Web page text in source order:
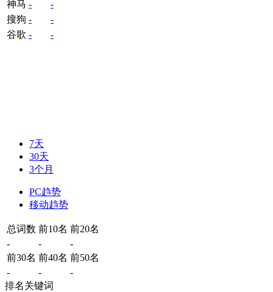
神马 -
-
搜狗 -
-
谷歌 - -
7天
30天
3个月
PC趋势
移动趋势
总词数 前10名 前20名
-
-
-
前30名 前40名 前50名
-
-
-
排名关键词